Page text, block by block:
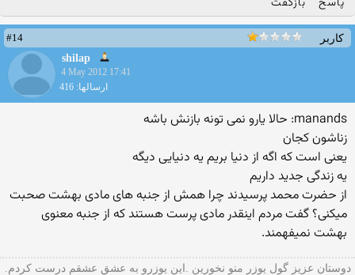
کاربر
#14
shilap
4 May 2012 17:41
ارسالها: 416
manands: حالا یارو نمی تونه بازنش باشه
زناشون کجان
یعنی است که اگه از دنیا بریم یه دنیایی دیگه
یه زندگی جدید داریم
از حضرت محمد پرسیدند چرا همش از جنبه های مادی بهشت صحبت
میکنی؟ گفت مردم اینقدر مادی پرست هستند که از جنبه معنوی
بهشت نمیفهمند.
دوستان عزيز گول يوزر منو نخورين .اين يوزرو به عشق عشقم درست كردم.